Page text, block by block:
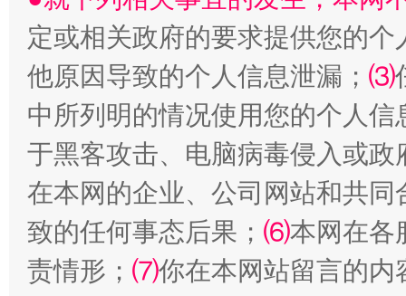
受贿1.44亿！段成刚被判无期 从幼
定或相关政府的要求提供您的个
他原因导致的个人信息泄漏； ⑶
中所列明的情况使用您的个人
于黑客攻击、电脑病毒侵入或
在本网的企业、公司网站和共
致的任何事态后果； ⑹本网在各
责情形； ⑺你在本网站留言的内